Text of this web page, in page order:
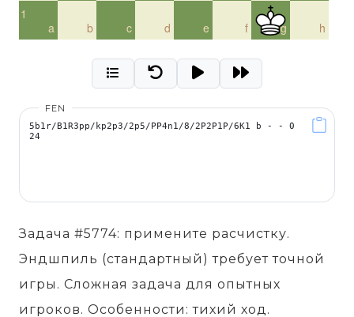
a
1
b
c d e f g h
FEN
Задача #5774: примените расчистку.
Эндшпиль (стандартный) требует точной
игры. Сложная задача для опытных
игроков. Особенности: тихий ход.